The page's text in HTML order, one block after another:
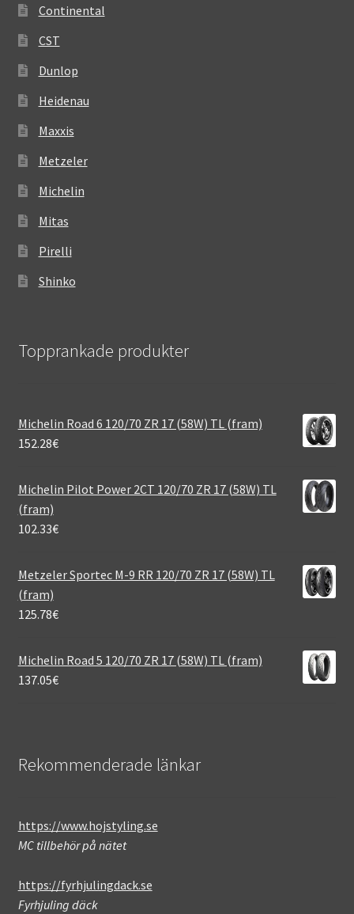
Continental
CST
Dunlop
Heidenau
Maxxis
Metzeler
Michelin
Mitas
Pirelli
Shinko
Topprankade produkter
Michelin Road 6 120/70 ZR 17 (58W) TL (fram)
152.28€
Michelin Pilot Power 2CT 120/70 ZR 17 (58W) TL
(fram)
102.33€
Metzeler Sportec M-9 RR 120/70 ZR 17 (58W) TL
(fram)
125.78€
Michelin Road 5 120/70 ZR 17 (58W) TL (fram)
137.05€
Rekommenderade länkar
https://www.hojstyling.se
MC tillbehör på nätet
https://fyrhjulingdack.se
Fyrhjuling däck